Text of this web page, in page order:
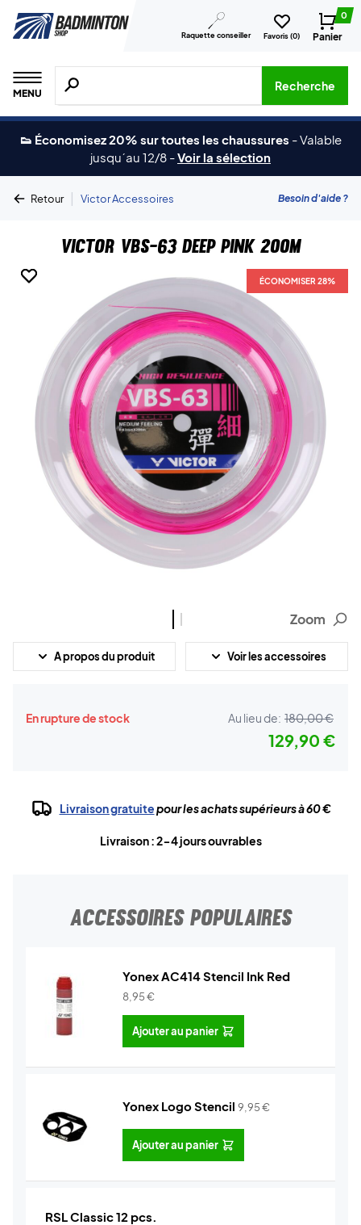
Raquette conseiller Favoris (0)
0
Panier
MENU
Recherche de produits, de marques, etc.
Recherche
👟 Économisez 20% sur toutes les chaussures -Valable
jusqu´au 12/8 -Voir la sélection
Retour | Victor Accessoires Besoin d'aide ?
Victor VBS-63 Deep Pink 200m
ÉCONOMISER 28%
ÉCONOMISER 28%
Zoom
A propos du produit Voir les accessoires
En rupture de stock Au lieu de: 180,00 €
129,90 €
Livraison gratuitepour les achats supérieurs à 60 €
Livraison : 2-4 jours ouvrables
ACCESSOIRES POPULAIRES
Yonex AC414 Stencil Ink Red
8,95€
Ajouter au panier
Yonex Logo Stencil 9,95€
Ajouter au panier
RSL Classic 12 pcs.